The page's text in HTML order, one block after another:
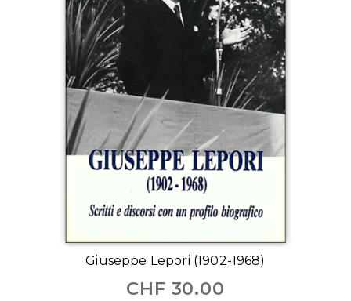
Giuseppe Lepori (1902-1968)
CHF 30.00